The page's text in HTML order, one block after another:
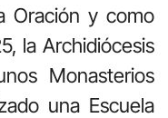
Oración y como
la Archidiócesis
Monasterios
una Escuela